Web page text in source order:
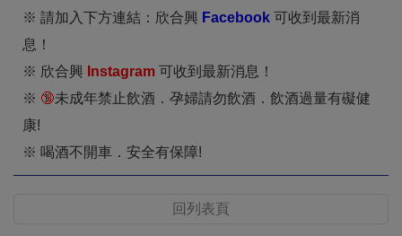
※ 請加入下方連結：欣合興 Facebook 可收到最新消
息！
※ 欣合興 nstagram 可收到最新消息！
※ 🔞未成年禁止飲酒．孕婦請勿飲酒．飲酒過量有礙健
康!
※ 喝酒不開車．安全有保障!
回列表頁